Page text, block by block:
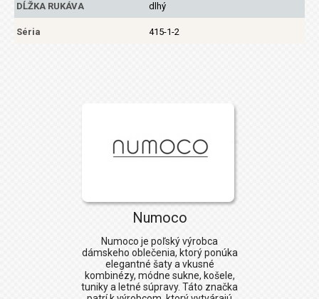
DĹŽKA RUKÁVA dlhý
Séria 415-1-2
Numoco
Numoco je poľský výrobca
dámskeho oblečenia, ktorý ponúka
elegantné šaty a vkusné
kombinézy, módne sukne, košele,
tuniky a letné súpravy. Táto značka